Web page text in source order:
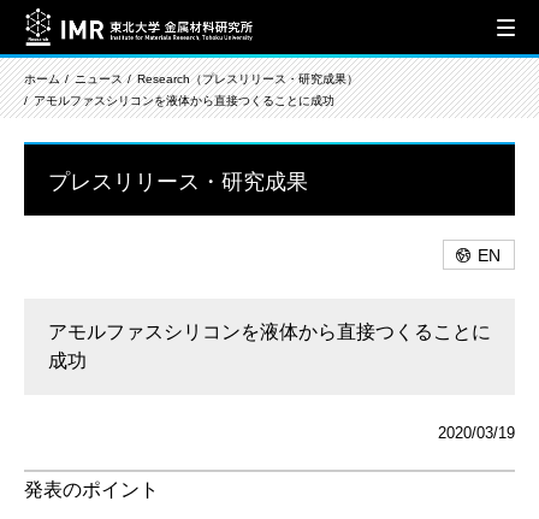
ホーム ニュース
Research（プレスリリース・研究成果）
アモルファスシリコンを液体から直接つくることに成功
プレスリリース・研究成果
EN
アモルファスシリコンを液体から直接つくることに
成功
2020/03/19
発表のポイント